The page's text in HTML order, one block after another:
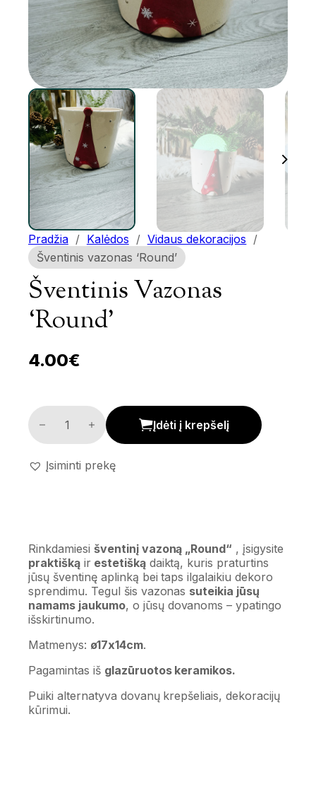
Pradžia / Kalėdos / Vidaus dekoracijos /
Šventinis vazonas ‘Round’
Šventinis Vazonas
‘Round’
4.00€
Šventinis vazonas 'Round' kiekis
Įdėti į krepšelį
Įsiminti prekę
Rinkdamiesi šventinį vazoną „Round“ , įsigysite
praktiškąirestetiškądaiktą, kuris praturtins
jūsų šventinę aplinką bei taps ilgalaikiu dekoro
sprendimu. Tegul šis vazonas suteikia jūsų
namams jaukumo, o jūsų dovanoms – ypatingo
išskirtinumo.
Matmenys: ø17x14cm.
Pagamintas iš glazūruotos keramikos.
Puiki alternatyva dovanų krepšeliais, dekoracijų
kūrimui.